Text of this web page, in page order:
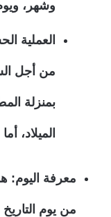
وشهر،
العملية
من أجل
بمنزلة
الميلاد،
معرفة اليوم:
من يوم